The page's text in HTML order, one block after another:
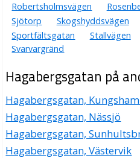
Robertsholmsvägen
Sjötorp
Skogshyddsvägen
Sportfältsgatan
Stallvägen
Svarvargränd
Hagabergsgatan på
Hagabergsgatan,
Hagabergsgatan, Nässjö
Hagabergsgatan,
Hagabergsgatan, Västervik